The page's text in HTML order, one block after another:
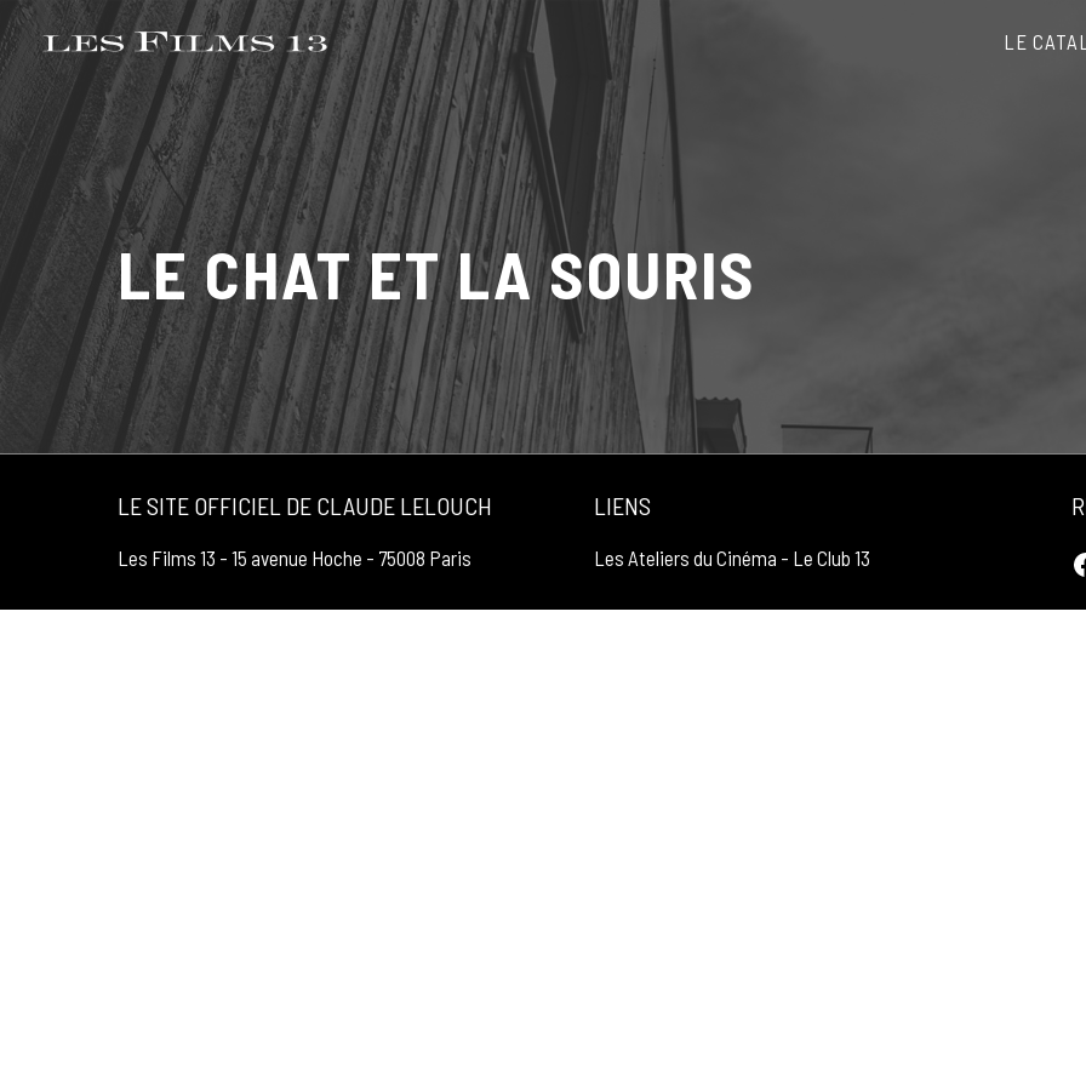
LE
LE CHAT ET LA SOURIS
LE SITE OFFICIEL DE CLAUDE LELOUCH
Les Films 13 - 15 avenue Hoche - 75008 Paris
LIENS
Les Ateliers du Cinéma - Le Club 13 Facebook